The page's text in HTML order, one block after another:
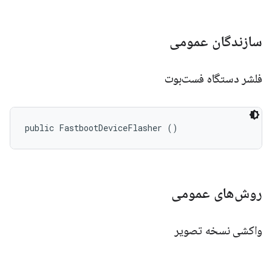
سازندگان عمومی
فلشر دستگاه فست‌بوت
public FastbootDeviceFlasher ()
روش‌های عمومی
واکشی نسخه تصویر